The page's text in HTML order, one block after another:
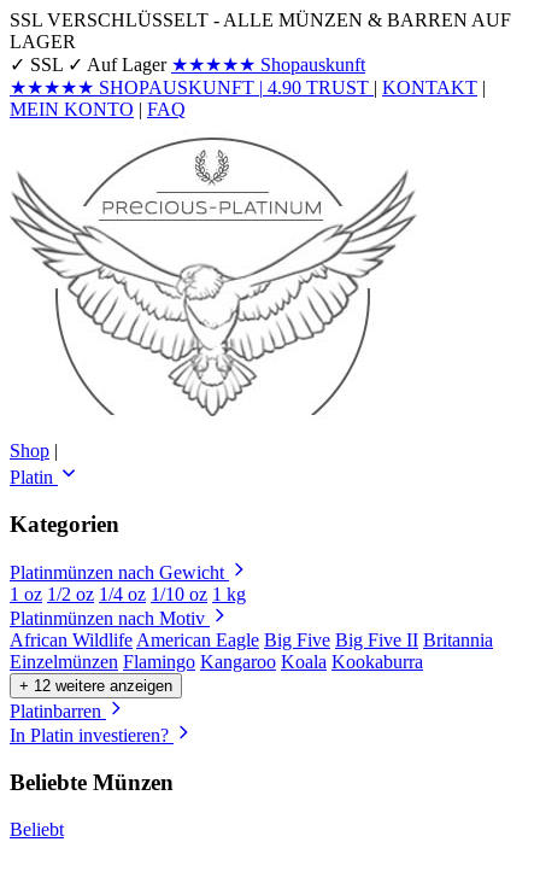
SSL VERSCHLÜSSELT - ALLE MÜNZEN & BARREN AUF
LAGER
✓ SSL ✓ Auf Lager ★★★★★ Shopauskunft
★★★★★ SHOPAUSKUNFT | 4.90 TRUST | KONTAKT |
MEIN KONTO | FAQ
Shop |
Platin
Kategorien
Platinmünzen nach Gewicht
1 oz 1/2 oz 1/4 oz 1/10 oz 1 kg
Platinmünzen nach Motiv
African WildlifeAmerican Eagle Big Five Big Five II Britannia
Einzelmünzen Flamingo Kangaroo Koala Kookaburra
+ 12 weitere anzeigen
Platinbarren
In Platin investieren?
Beliebte Münzen
Beliebt